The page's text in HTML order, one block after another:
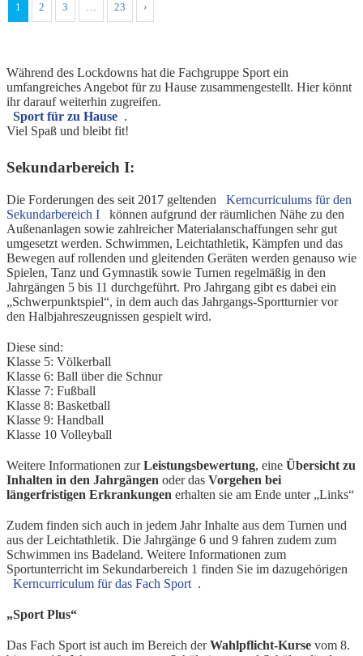
1 2 3 … 23 ›
Während des Lockdowns hat die Fachgruppe Sport ein
umfangreiches Angebot für zu Hause zusammengestellt. Hier könnt
ihr darauf weiterhin zugreifen.
Sport für zu Hause .
Viel Spaß und bleibt fit!
Sekundarbereich I:
Die Forderungen des seit 2017 geltenden
Kerncurriculums für den
Sekundarbereich I
können aufgrund der räumlichen Nähe zu den
Außenanlagen sowie zahlreicher Materialanschaffungen sehr gut
umgesetzt werden. Schwimmen, Leichtathletik, Kämpfen und das
Bewegen auf rollenden und gleitenden Geräten werden genauso wie
Spielen, Tanz und Gymnastik sowie Turnen regelmäßig in den
Jahrgängen 5 bis 11 durchgeführt. Pro Jahrgang gibt es dabei ein
„Schwerpunktspiel“, in dem auch das Jahrgangs-Sportturnier vor
den Halbjahreszeugnissen gespielt wird.
Diese sind:
Klasse 5: Völkerball
Klasse 6: Ball über die Schnur
Klasse 7: Fußball
Klasse 8: Basketball
Klasse 9: Handball
Klasse 10 Volleyball
Weitere Informationen zurLeistungsbewertung, eine Übersicht zu
Inhalten in den Jahrgängen oder das Vorgehen bei
längerfristigen Erkrankungen erhalten sie am Ende unter „Links“
Zudem finden sich auch in jedem Jahr Inhalte aus dem Turnen und
aus der Leichtathletik. Die Jahrgänge 6 und 9 fahren zudem zum
Schwimmen ins Badeland. Weitere Informationen zum
Sportunterricht im Sekundarbereich 1 finden Sie im dazugehörigen
Kerncurriculum für das Fach Sport .
„Sport Plus“
Das Fach Sport ist auch im Bereich derWahlpflicht-Kurse vom 8.